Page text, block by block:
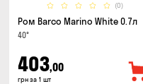
(0)
Ром Barco Marino White 0.7л
40°
403,00
грн за 1 шт